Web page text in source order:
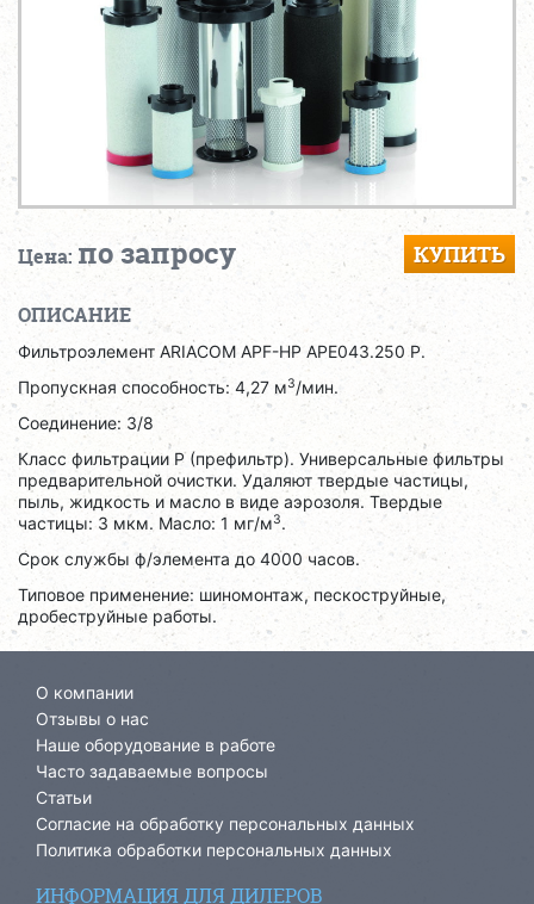
Цена: по запросу КУПИТЬ
ОПИСАНИЕ
Фильтроэлемент ARIACOM APF-HP APE043.250 P.
Пропускная способность: 4,27 м3/мин.
Соединение: 3/8
Класс фильтрации P (префильтр). Универсальные фильтры
предварительной очистки. Удаляют твердые частицы,
пыль, жидкость и масло в виде аэрозоля. Твердые
частицы: 3 мкм. Масло: 1 мг/м3.
Срок службы ф/элемента до 4000 часов.
Типовое применение: шиномонтаж, пескоструйные,
дробеструйные работы.
О компании
Отзывы о нас
Наше оборудование в работе
Часто задаваемые вопросы
Статьи
Согласие на обработку персональных данных
Политика обработки персональных данных
ИНФОРМАЦИЯ ДЛЯ ДИЛЕРОВ